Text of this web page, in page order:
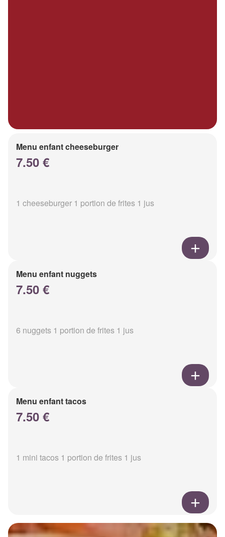
Menu enfant cheeseburger
7.50 €
1 cheeseburger 1 portion de frites 1 jus
Menu enfant nuggets
7.50 €
6 nuggets 1 portion de frites 1 jus
Menu enfant tacos
7.50 €
1 mini tacos 1 portion de frites 1 jus